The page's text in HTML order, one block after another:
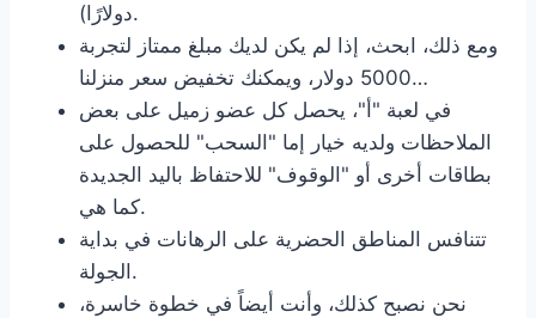
دولارًا).
ومع ذلك، ابحث، إذا لم يكن لديك مبلغ ممتاز لتجربة
5000 دولار، ويمكنك تخفيض سعر منزلنا…
في لعبة "أ"، يحصل كل عضو زميل على بعض
الملاحظات ولديه خيار إما "السحب" للحصول على
بطاقات أخرى أو "الوقوف" للاحتفاظ باليد الجديدة
كما هي.
تتنافس المناطق الحضرية على الرهانات في بداية
الجولة.
نحن نصبح كذلك، وأنت أيضاً في خطوة خاسرة،